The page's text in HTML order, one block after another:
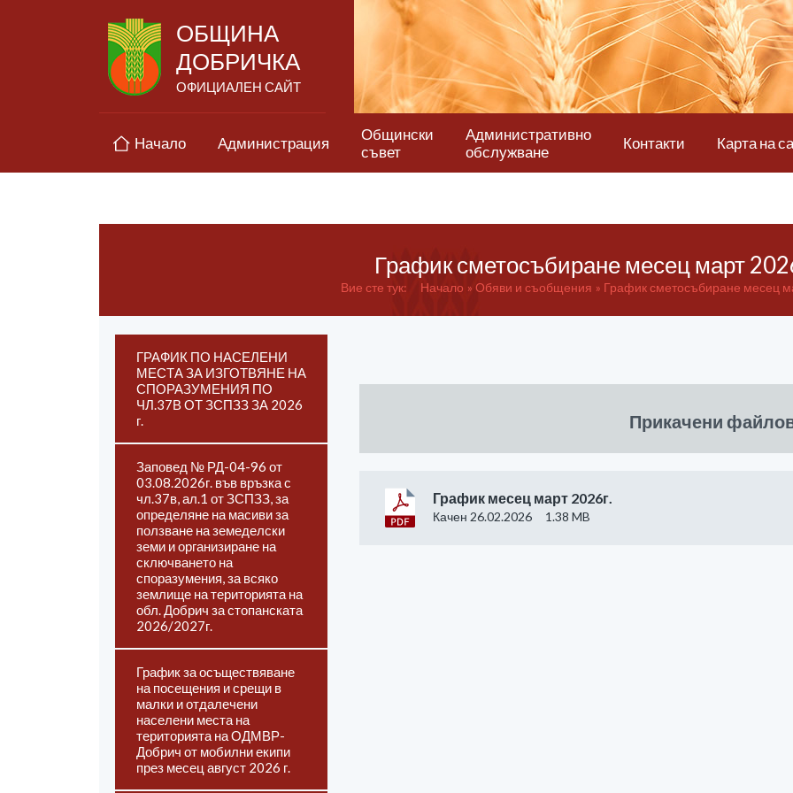
ОБЩИНА
ДОБРИЧКА
ОФИЦИАЛЕН САЙТ
Начало Администрация
Общински
съвет
Административно
обслужване
Контакти Карта на
График сметосъбиране месец март
Вие сте тук: Начало Обяви и съобщения График сметосъбиране месец
ГРАФИК ПО НАСЕЛЕНИ
МЕСТА ЗА ИЗГОТВЯНЕ НА
СПОРАЗУМЕНИЯ ПО
ЧЛ.37В ОТ ЗСПЗЗ ЗА 2026
г.
Заповед № РД-04-96 от
03.08.2026г. във връзка с
чл.37в, ал.1 от ЗСПЗЗ, за
определяне на масиви за
ползване на земеделски
земи и организиране на
сключването на
споразумения, за всяко
землище на територията на
обл. Добрич за стопанската
2026/2027г.
График за осъществяване
на посещения и срещи в
малки и отдалечени
населени места на
територията на ОДМВР-
Добрич от мобилни екипи
през месец август 2026 г.
Прикачени
График месец март 2026г.
Качен 26.02.2026 1.38 MB